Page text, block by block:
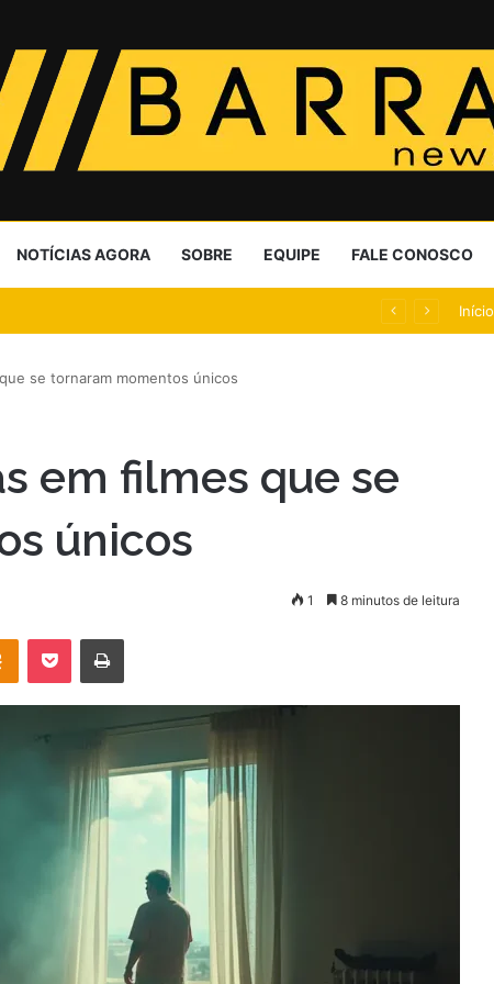
NOTÍCIAS AGORA SOBRE EQUIPE FALE CONOSCO
deu o Oscar a Scorsese Início
se tornaram momentos únicos
em filmes que se
únicos
1 8 minutos de leitura
OK Pocket Imprimir